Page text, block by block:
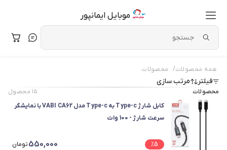
موبایل ایمانپور
همه محصولات/ محصولات
فیلتر مرتب سازی
محصولات ۱۵محصول
کابل شارژ Type-c به Type-c مدل VABI CA62 با نمایشگر
سرعت شارژ - 100 وات
%5
550,000تومان